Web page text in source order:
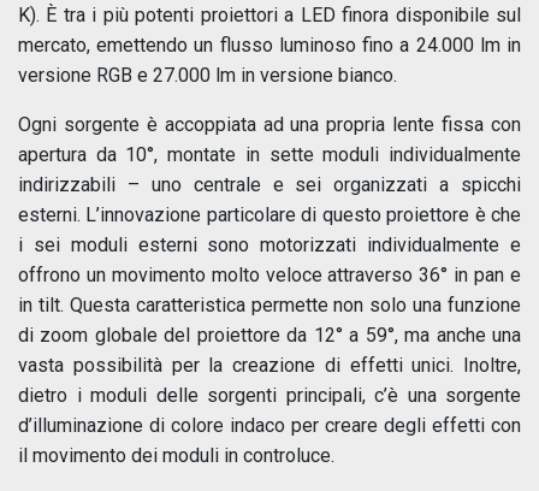
K). È tra i più potenti proiettori a LED finora disponibile sul
mercato, emettendo un flusso luminoso fino a 24.000 lm in
versione RGB e 27.000 lm in versione bianco.
Ogni sorgente è accoppiata ad una propria lente fissa con
apertura da 10°, montate in sette moduli individualmente
indirizzabili – uno centrale e sei organizzati a spicchi
esterni. L’innovazione particolare di questo proiettore è che
i sei moduli esterni sono motorizzati individualmente e
offrono un movimento molto veloce attraverso 36° in pan e
in tilt. Questa caratteristica permette non solo una funzione
di zoom globale del proiettore da 12° a 59°, ma anche una
vasta possibilità per la creazione di effetti unici. Inoltre,
dietro i moduli delle sorgenti principali, c’è una sorgente
d’illuminazione di colore indaco per creare degli effetti con
il movimento dei moduli in controluce.